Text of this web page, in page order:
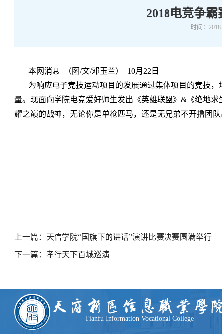
2018电竞争
时间：
本网消息 （图/文/邓玉兰） 10月22日
为响应电子竞技运动项目的发展通过集体项目的竞技
量。现面向学院电竞爱好师生发出《英雄联盟》&《绝地
耀之巅的战神，无论你是单枪匹马，还是无兄弟不开撸团
上一篇：天信学院“国旗下的讲话”演讲比赛决赛圆满举行
下一篇：孝行天下百城巡演
Tianfu Information Vocational College